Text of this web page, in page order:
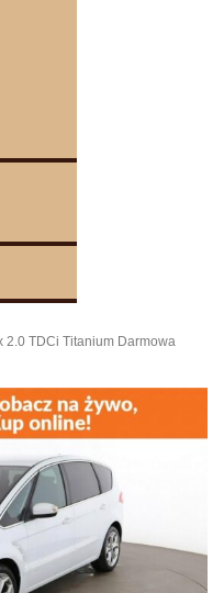
2.0 TDCi Titanium Darmowa